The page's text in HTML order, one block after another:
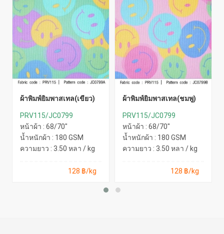
ผ้าพิมพ์ยิ้มพาสเทล(เขียว)
PRV115/JC0799
หน้าผ้า : 68/70"
น้ำหนักผ้า : 180 GSM
ความยาว : 3.50 หลา / kg
128 ฿/kg
ผ้าพิมพ์ยิ้มพาสเทล(ชมพู)
PRV115/JC0799
หน้าผ้า : 68/70"
น้ำหนักผ้า : 180 GSM
ความยาว : 3.50 หลา / kg
128 ฿/kg